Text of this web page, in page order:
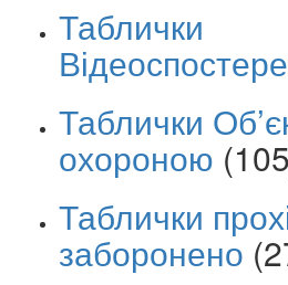
Таблички
Таблички
охороною
Таблички
заборонено